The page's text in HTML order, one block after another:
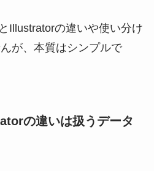
Illustratorの違いや使い分け
が、本質はシンプルで
の違いは扱うデータ